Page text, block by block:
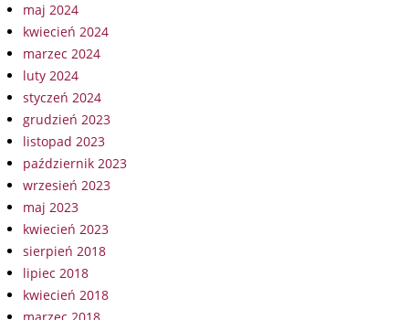
maj 2024
kwiecień 2024
marzec 2024
luty 2024
styczeń 2024
grudzień 2023
listopad 2023
październik 2023
wrzesień 2023
maj 2023
kwiecień 2023
sierpień 2018
lipiec 2018
kwiecień 2018